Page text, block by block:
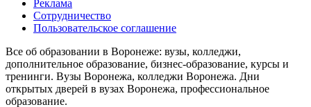
Реклама
Сотрудничество
Пользовательское соглашение
Все об образовании в Воронеже: вузы, колледжи,
дополнительное образование, бизнес-образование, курсы и
тренинги. Вузы Воронежа, колледжи Воронежа. Дни
открытых дверей в вузах Воронежа, профессиональное
образование.